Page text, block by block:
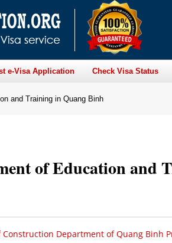
e-Visa Application Check Visa Status
and Training in Quang Binh
of Education and
Department of Quang Binh